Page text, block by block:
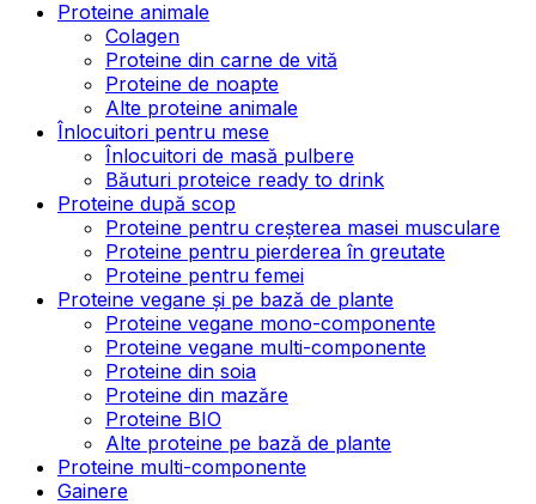
Proteine animale
Colagen
Proteine din carne de vită
Proteine de noapte
Alte proteine animale
Înlocuitori pentru mese
Înlocuitori de masă pulbere
Băuturi proteice ready to drink
Proteine după scop
Proteine pentru creșterea masei musculare
Proteine pentru pierderea în greutate
Proteine pentru femei
Proteine vegane și pe bază de plante
Proteine vegane mono-componente
Proteine vegane multi-componente
Proteine din soia
Proteine din mazăre
Proteine BIO
Alte proteine pe bază de plante
Proteine multi-componente
Gainere